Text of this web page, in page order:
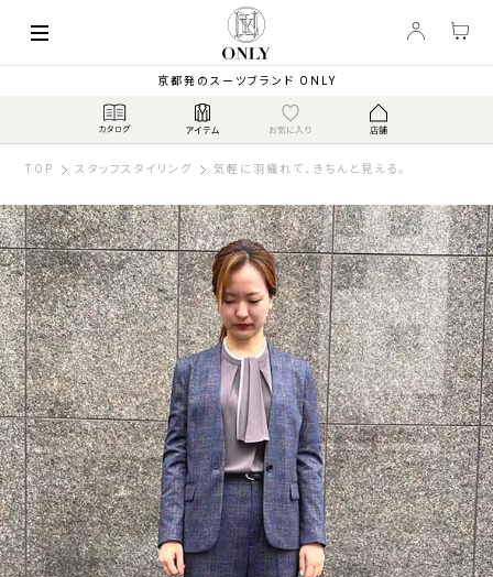
京都発のスーツブランド ONLY
TOP スタッフスタイリング 気軽に羽織れて、きちんと見える。